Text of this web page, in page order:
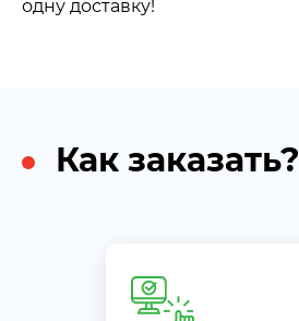
одну доставку!
Как заказать?